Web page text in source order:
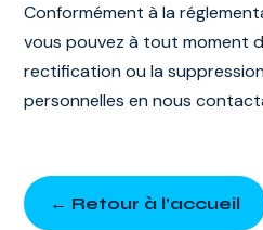
Conformément à la
vous pouvez à tout moment
rectification ou la
personnelles en nous
← Retour à l’accueil